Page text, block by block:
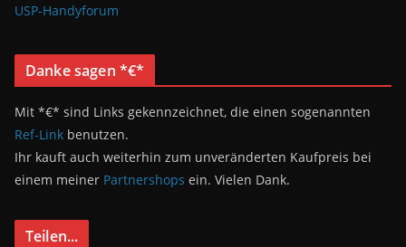
USP-Handyforum
Danke sagen *€*
Mit *€* sind Links gekennzeichnet, die einen sogenannten
Ref-Link benutzen.
Ihr kauft auch weiterhin zum unveränderten Kaufpreis bei
einem meiner Partnershops ein. Vielen Dank.
Teilen...